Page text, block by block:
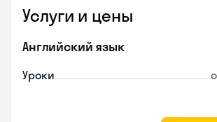
Услуги и цены
Английский язык
Уроки